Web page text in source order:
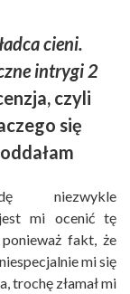
cieni.
intrygi 2
czyli
się
niezwykle
mi ocenić tę
ponieważ fakt, że
mi się
trochę złamał mi